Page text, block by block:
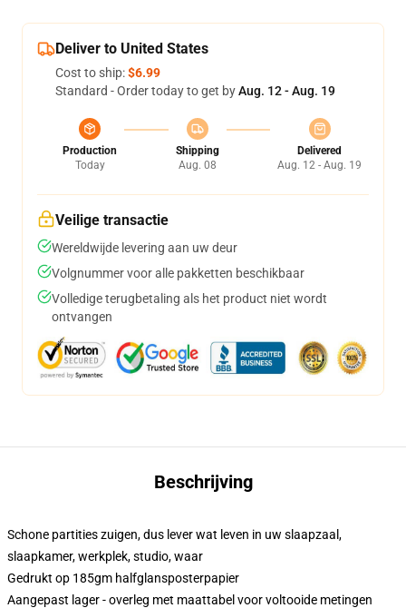
Deliver to United States
Cost to ship:$6.99
Standard - Order today to get byAug. 12 - Aug. 19
Production
Today
Shipping
Aug. 08
Delivered
Aug. 12 - Aug. 19
Veilige transactie
Wereldwijde levering aan uw deur
Volgnummer voor alle pakketten beschikbaar
Volledige terugbetaling als het product niet wordt
ontvangen
Beschrijving
Schone partities zuigen, dus lever wat leven in uw slaapzaal,
slaapkamer, werkplek, studio, waar
Gedrukt op 185gm halfglansposterpapier
Aangepast lager - overleg met maattabel voor voltooide metingen